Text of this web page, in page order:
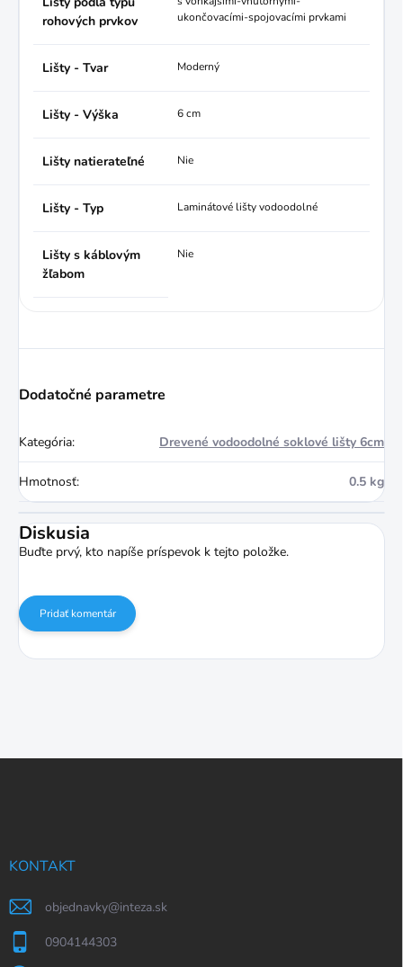
rohových prvkov
ukončovacími-spojovacími prvkami
Lišty - Tvar Moderný
Lišty - Výška 6 cm
Lišty natierateľné Nie
Lišty - Typ Laminátové lišty vodoodolné
Lišty s káblovým
žľabom
Nie
Dodatočné parametre
Kategória: Drevené vodoodolné soklové lišty 6cm
Hmotnosť: 0.5 kg
Diskusia
Buďte prvý, kto napíše príspevok k tejto položke.
Pridať komentár
Z
KONTAKT
objednavky@inteza.sk
0904144303